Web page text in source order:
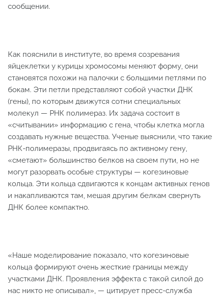
сообщении.
Как пояснили в институте, во время созревания
яйцеклетки у курицы хромосомы меняют форму, они
становятся похожи на палочки с большими петлями по
бокам. Эти петли представляют собой участки ДНК
(гены), по которым движутся сотни специальных
молекул — РНК полимераз. Их задача состоит в
«считывании» информацию с гена, чтобы клетка могла
создавать нужные вещества. Ученые выяснили, что такие
РНК-полимеразы, продвигаясь по активному гену,
«сметают» большинство белков на своем пути, но не
могут разорвать особые структуры — когезиновые
кольца. Эти кольца сдвигаются к концам активных генов
и накапливаются там, мешая другим белкам свернуть
ДНК более компактно.
«Наше моделирование показало, что когезиновые
кольца формируют очень жесткие границы между
участками ДНК. Проявления эффекта с такой силой до
нас никто не описывал», — цитирует пресс-служба